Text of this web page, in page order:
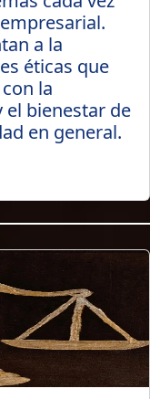
a la
éticas que
la
bienestar de
en general.